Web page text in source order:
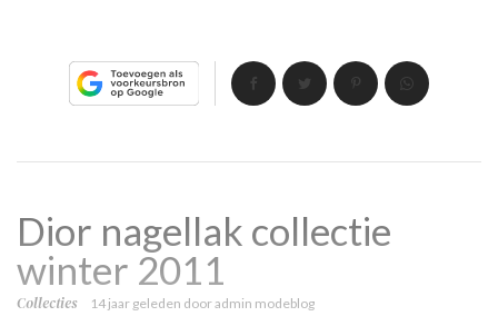
Dior nagellak collectie
winter 2011
Collecties 14 jaar geleden dooradmin modeblog